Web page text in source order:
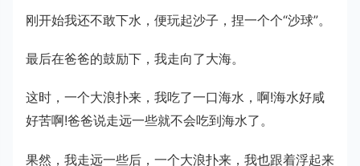
刚开始我还不敢下水，便玩起沙子，捏一个个“沙球”。
最后在爸爸的鼓励下，我走向了大海。
这时，一个大浪扑来，我吃了一口海水，啊!海水好咸
好苦啊!爸爸说走远一些就不会吃到海水了。
果然，我走远一些后，一个大浪扑来，我也跟着浮起来